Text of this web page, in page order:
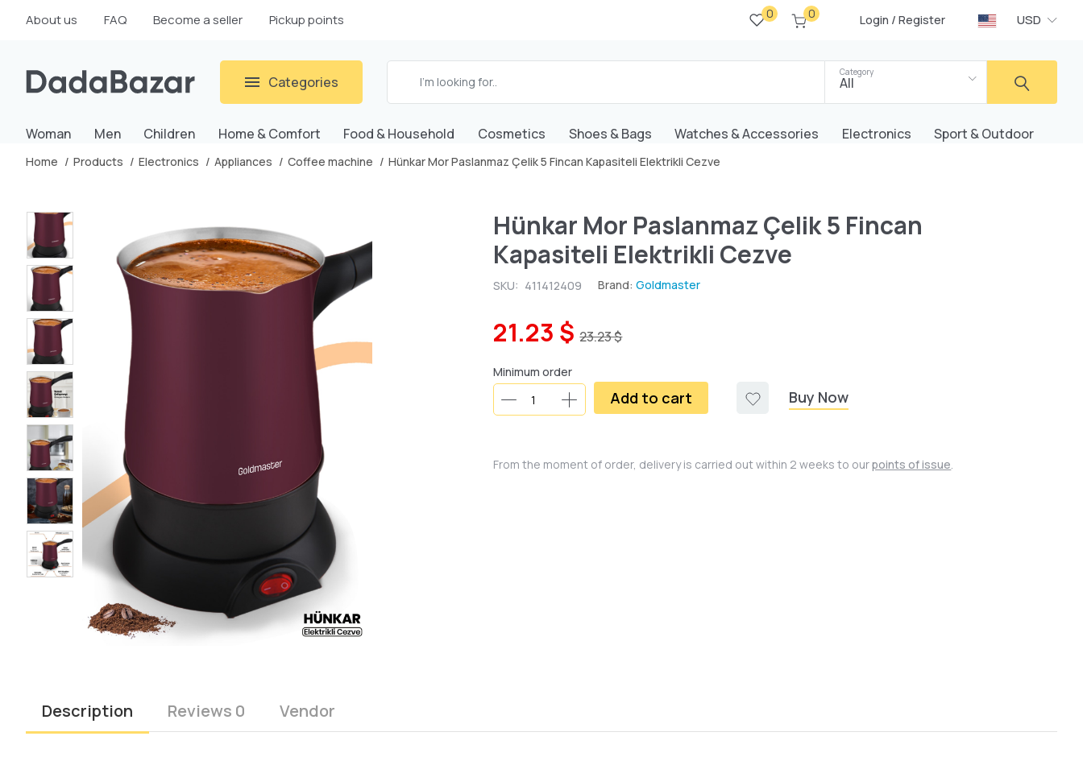
About us FAQ Become a seller Pickup points 0 0 Login / Register USD
Categories
Category
All
Woman Men Children Home & Comfort Food & Household Cosmetics Shoes & Bags Watches & Accessories Electronics Sport & Outdoor
Home Products Electronics Appliances Coffee machine Hünkar Mor Paslanmaz Çelik 5 Fincan Kapasiteli Elektrikli Cezve
Hünkar Mor Paslanmaz Çelik 5 Fincan
Kapasiteli Elektrikli Cezve
SKU: 411412409 Brand:Goldmaster
21.23 $ 23.23 $
Minimum order
Add to cart Buy Now
From the moment of order, delivery is carried out within 2 weeks to ourpoints of issue.
Description Reviews 0 Vendor